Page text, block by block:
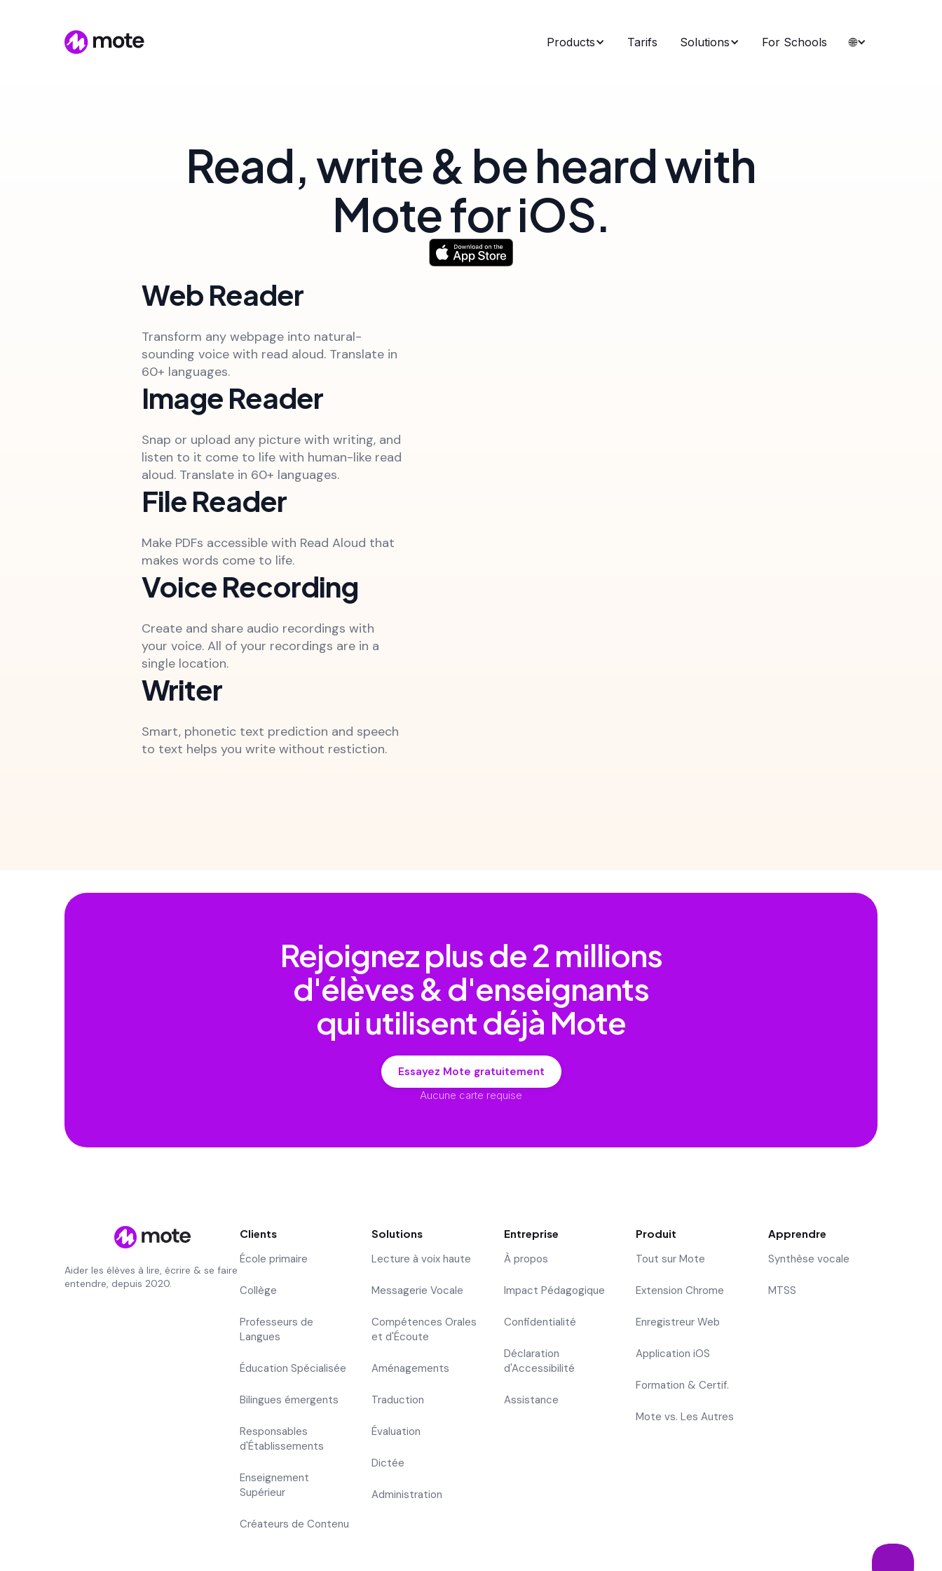
Products Tarifs Solutions For Schools 🌐
Read, write & be heard with
Mote for iOS.
Web Reader
Transform any webpage into natural-
sounding voice with read aloud. Translate in
60+ languages.
Image Reader
Snap or upload any picture with writing, and
listen to it come to life with human-like read
aloud. Translate in 60+ languages.
File Reader
Make PDFs accessible with Read Aloud that
makes words come to life.
Voice Recording
Create and share audio recordings with
your voice. All of your recordings are in a
single location.
Writer
Smart, phonetic text prediction and speech
to text helps you write without restiction.
Rejoignez plus de2 millions
d'élèves & d'enseignants
qui utilisent déjà Mote
Essayez Mote gratuitement
Aucune carte requise
Aider les élèves à lire, écrire & se faire
entendre, depuis 2020.
Clients
École primaire
Collège
Professeurs de
Langues
Éducation Spécialisée
Bilingues émergents
Responsables
d'Établissements
Enseignement
Supérieur
Créateurs de Contenu
Solutions
Lecture à voix haute
Messagerie Vocale
Compétences Orales
et d'Écoute
Aménagements
Traduction
Évaluation
Dictée
Administration
Entreprise
À propos
Impact Pédagogique
Confidentialité
Déclaration
d'Accessibilité
Assistance
Produit
Tout sur Mote
Extension Chrome
Enregistreur Web
Application iOS
Formation & Certif.
Mote vs. Les Autres
Apprendre
Synthèse vocale
MTSS